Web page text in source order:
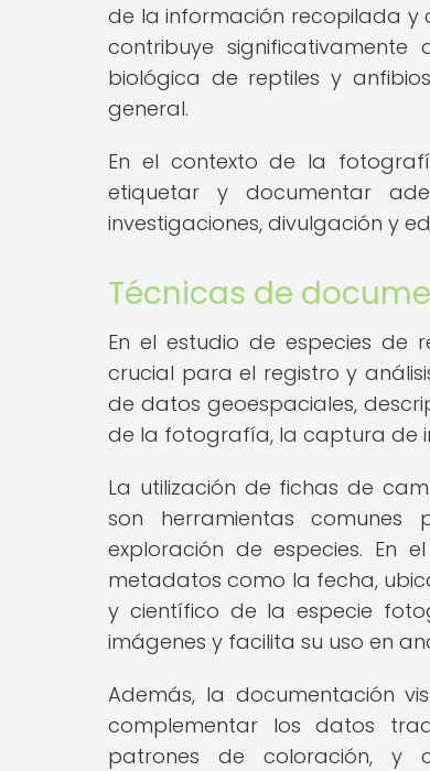
de la información recopilada y
contribuye
biológica de reptiles y
general.
En el contexto de la
etiquetar y documentar
investigaciones, divulgación y
Técnicas de
En el estudio de especies de
crucial para el registro y
de datos geoespaciales,
de la fotografía, la captura de
La utilización de fichas de
son herramientas
exploración de especies. En
metadatos como la fecha,
y científico de la especie
imágenes y facilita su uso en
Además, la documentación
complementar los datos
patrones de coloración, y